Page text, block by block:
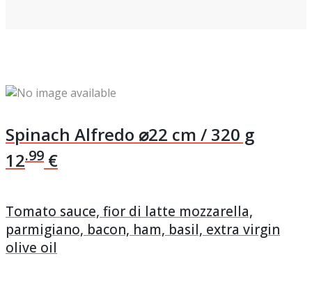
Spinach Alfredo ⌀22 cm / 320 g
12.99 €
Tomato sauce, fior di latte mozzarella,
parmigiano, bacon, ham, basil, extra virgin
olive oil